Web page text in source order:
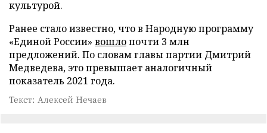
культурой.
Ранее стало известно, что в Народную программу
«Единой России» вошлопочти 3 млн
предложений. По словам главы партии Дмитрий
Медведева, это превышает аналогичный
показатель 2021 года.
Текст: Алексей Нечаев